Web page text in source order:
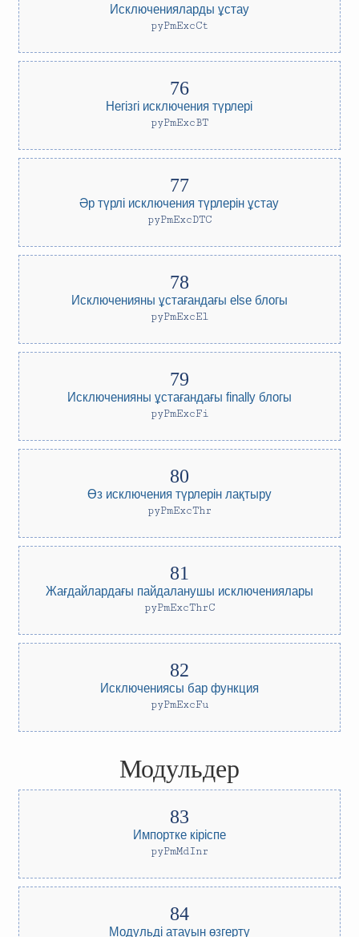
Исключенияларды ұстау
pyPmExcCt
Негізгі исключения түрлері
pyPmExcBT
Әр түрлі исключения түрлерін ұстау
pyPmExcDTC
Исключенияны ұстағандағы else блогы
pyPmExcEl
Исключенияны ұстағандағы finally блогы
pyPmExcFi
Өз исключения түрлерін лақтыру
pyPmExcThr
Жағдайлардағы пайдаланушы исключениялары
pyPmExcThrC
Исключениясы бар функция
pyPmExcFu
Модульдер
Импортке кіріспе
pyPmMdInr
Модульді атауын өзгерту